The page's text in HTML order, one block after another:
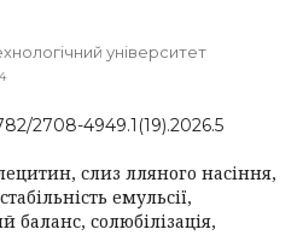
університет
2708-4949.1(19).2026.5
слиз лляного насіння,
емульсії,
баланс, солюбілізація,